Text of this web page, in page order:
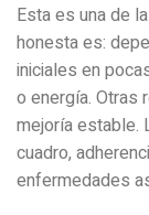
Esta es una de
honesta es:
iniciales en
o energía. Otras
mejoría estable.
cuadro,
enfermedades